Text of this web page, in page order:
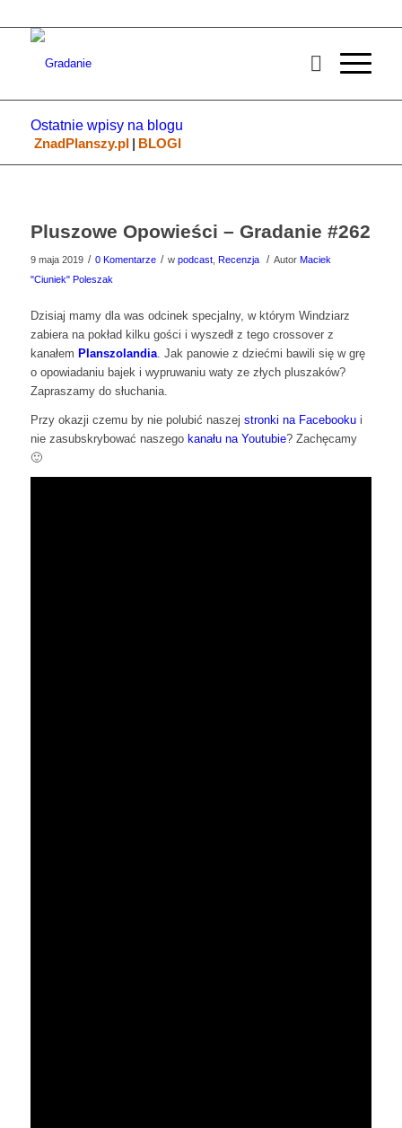
Ostatnie wpisy na blogu
ZnadPlanszy.pl | BLOGI
Pluszowe Opowieści – Gradanie #262
9 maja 2019 / 0 Komentarze / w podcast, Recenzja / Autor Maciek
"Ciuniek" Poleszak
Dzisiaj mamy dla was odcinek specjalny, w którym Windziarz
zabiera na pokład kilku gości i wyszedł z tego crossover z
kanałem Planszolandia. Jak panowie z dziećmi bawili się w grę
o opowiadaniu bajek i wypruwaniu waty ze złych pluszaków?
Zapraszamy do słuchania.
Przy okazji czemu by nie polubić naszej stronki na Facebookui
nie zasubskrybować naszego kanału na Youtubie? Zachęcamy
🙂